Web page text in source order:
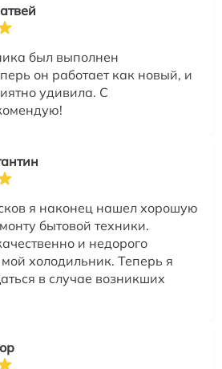
был выполнен
он работает как новый, и
удивила. С
я наконец нашел хорошую
бытовой техники.
и недорого
холодильник. Теперь я
в случае возникших